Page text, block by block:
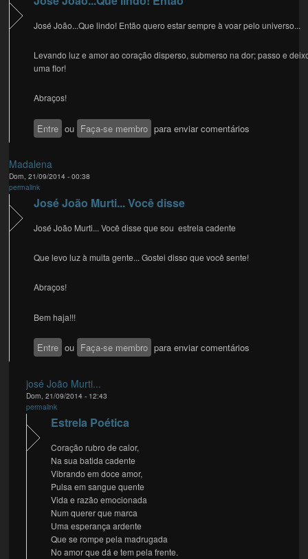
José João...Que lindo! Então quero estar sempre à voar pelo universo...
Levando luz e amor ao coração disperso, submerso na dor; passo e
uma flor!
Abraços!
Entre ou Faça-se membro para enviar comentários
Madalena
Dom, 21/09/2014 - 00:38
permalink
José João Murti... Você disse
José João Murti... Você disse que sou estrela cadente
Que levo luz à muita gente... Gostei disso que você sente!
Abraços!
Bem haja!!!
Entre ou Faça-se membro para enviar comentários
josé João Murti...
Dom, 21/09/2014 - 12:43
permalink
Estrela Poética
Coração rubro de calor,
Na sua batida cadente
Vibrando em doce amor,
Pulsa em sangue quente
Vida e razão emocionada
Num querer que marca
Uma esperança ardente
Que se rompe pela madrugada
No amor que dá e tem pela frente.